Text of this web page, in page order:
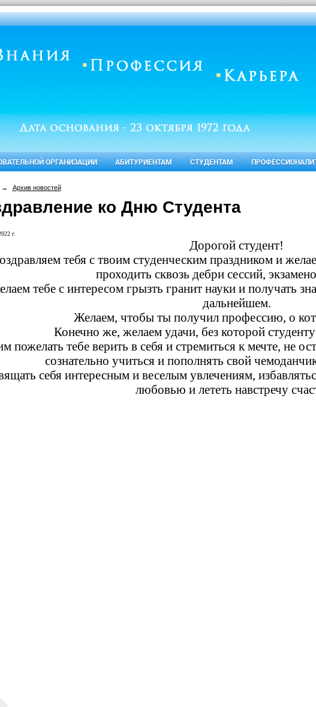
ОРГАНИЗАЦИИ АБИТУРИЕНТАМ СТУДЕНТАМ
→ Архив новостей
ко Дню Студента
г.
Дорогой студент!
тебя с твоим студенческим праздником и
проходить сквозь дебри сессий,
тебе с интересом грызть гранит науки и получать
дальнейшем.
Желаем, чтобы ты получил профессию, о
Конечно же, желаем удачи, без которой
пожелать тебе верить в себя и стремиться к мечте, не
сознательно учиться и пополнять свой
себя интересным и веселым увлечениям,
любовью и лететь навстречу